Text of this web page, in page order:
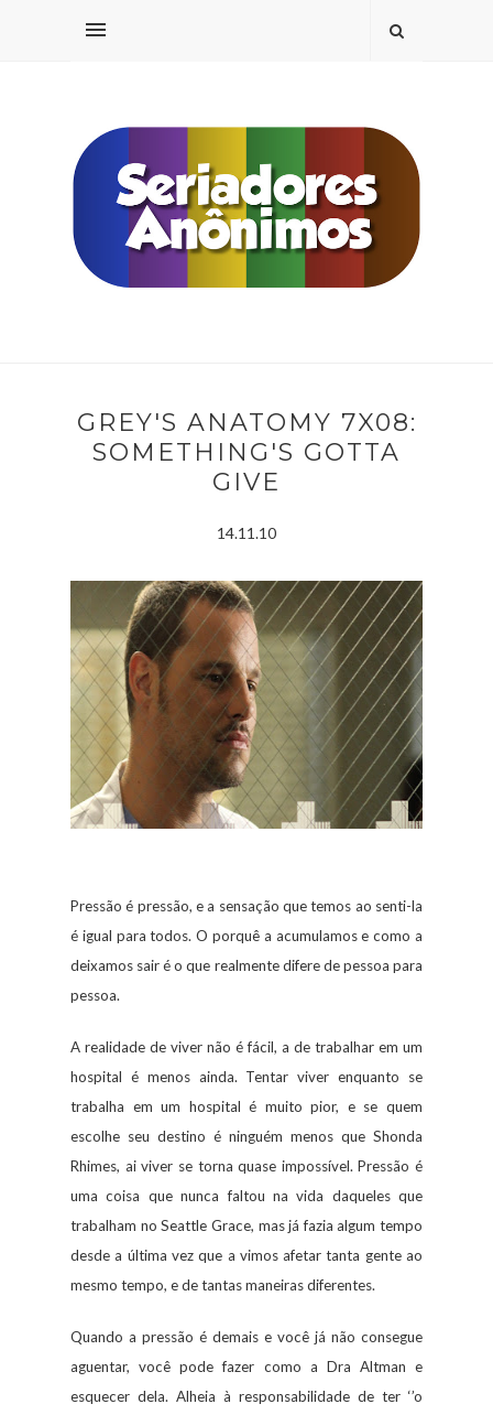
GREY'S ANATOMY 7X08:
SOMETHING'S GOTTA
GIVE
14.11.10
Pressão é pressão, e a sensação que temos ao senti-la
é igual para todos. O porquê a acumulamos e como a
deixamos sair é o que realmente difere de pessoa para
pessoa.
A realidade de viver não é fácil, a de trabalhar em um
hospital é menos ainda. Tentar viver enquanto se
trabalha em um hospital é muito pior, e se quem
escolhe seu destino é ninguém menos que Shonda
Rhimes, ai viver se torna quase impossível. Pressão é
uma coisa que nunca faltou na vida daqueles que
trabalham no Seattle Grace, mas já fazia algum tempo
desde a última vez que a vimos afetar tanta gente ao
mesmo tempo, e de tantas maneiras diferentes.
Quando a pressão é demais e você já não consegue
aguentar, você pode fazer como a Dra Altman e
esquecer dela. Alheia à responsabilidade de ter ‘’o